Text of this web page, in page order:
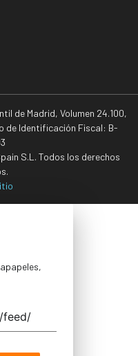
de Madrid, Volumen 24.100,
de Identificación Fiscal: B-
S.L. Todos los derechos